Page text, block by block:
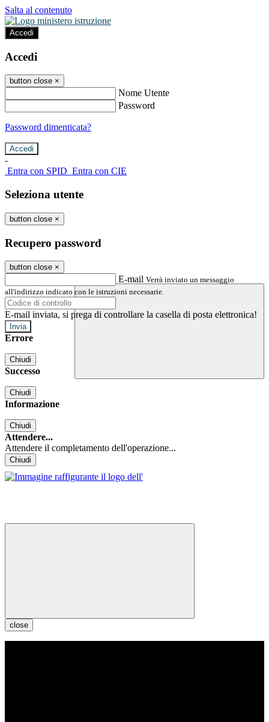
Salta al contenuto
Accedi
Accedi
button close ×
Nome Utente
Password
Password dimenticata?
-
Entra con SPID Entra con CIE
Seleziona utente
button close ×
Recupero password
button close ×
E-mail Verrà inviato un messaggio
all'indirizzo indicato con le istruzioni necessarie.
E-mail inviata, si prega di controllare la casella di posta elettronica!
Errore
Chiudi
Successo
Chiudi
Informazione
Chiudi
Attendere...
Attendere il completamento dell'operazione...
Chiudi
close